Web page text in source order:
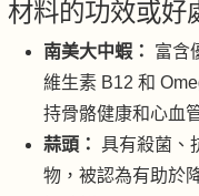
材料的功效或好
南美大中蝦：
富含
維生素 B12 和
持骨骼健康和心血
蒜頭： 具有殺菌、
物，被認為有助於